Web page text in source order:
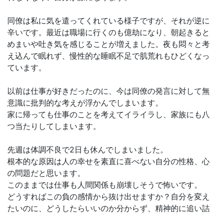
同僚は私に気を遣ってくれている様子ですが、それが逆に
辛いです。最近は職場に行くのも億劫になり、朝起きると
めまいや吐き気を感じることが増えました。夜も悶々と考
え込んで眠れず、慢性的な睡眠不足で肌荒れもひどくなっ
ています。
以前は仕事が好きだったのに、今は同僚の発言に対して無
意識に批判的な考えが浮かんでしまいます。
家に帰っても仕事のことを考えてイライラし、家族にも八
つ当たりしてしまいます。
先週は体調不良で2日も休んでしまいました。
根本的な原因は人の幸せを素直に喜べない自分の性格、心
の問題だと思います。
このままでは仕事も人間関係も崩壊しそうで怖いです。
どうすればこの負の感情から抜け出せますか？自分を変え
たいのに、どうしたらいいのか分からず、精神的に追い詰